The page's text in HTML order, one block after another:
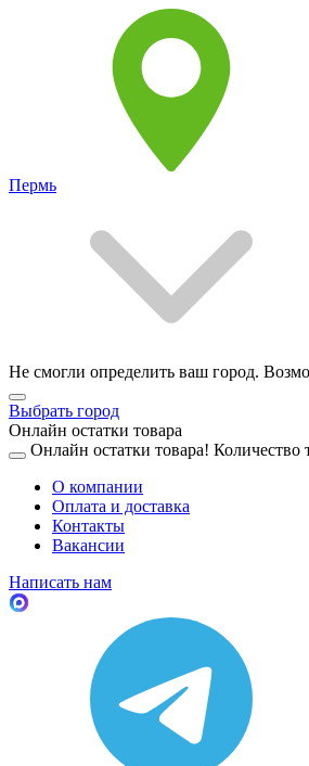
Пермь
Не смогли определить ваш город.
Выбрать город
Онлайн остатки товара
Онлайн остатки товара! Количество
О компании
Оплата и доставка
Контакты
Вакансии
Написать нам